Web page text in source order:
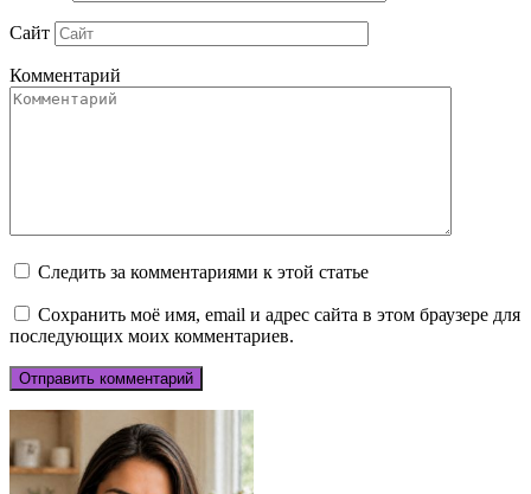
Сайт
Комментарий
Следить за комментариями к этой статье
Сохранить моё имя, email и адрес сайта в этом браузере для
последующих моих комментариев.